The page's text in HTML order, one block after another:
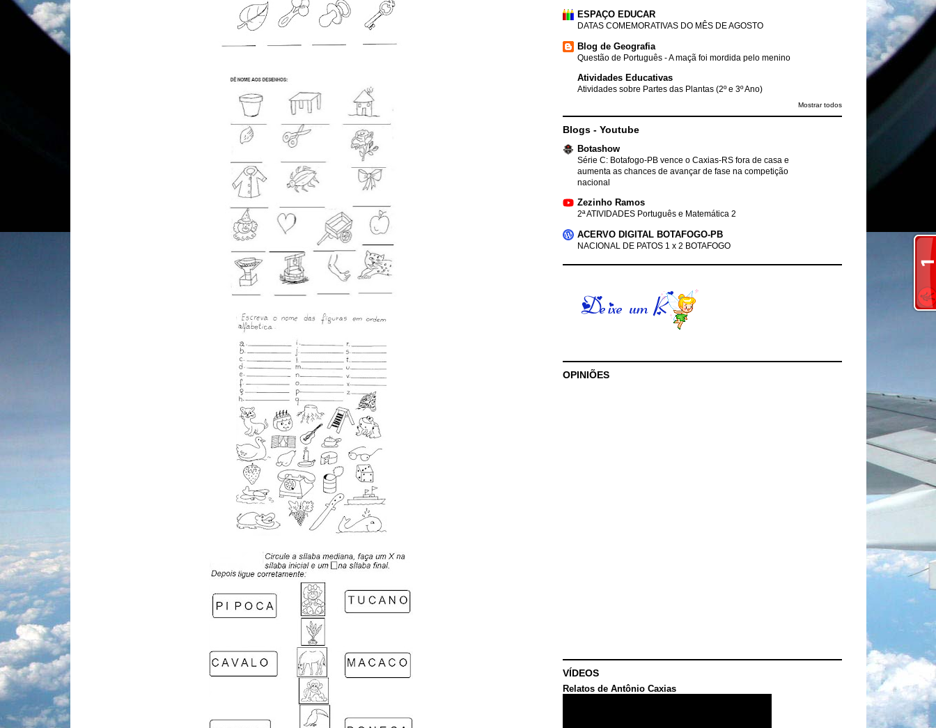
ESPAÇO EDUCAR
DATAS COMEMORATIVAS DO MÊS DE AGOSTO
Blog de Geografia
Questão de Português - A maçã foi mordida pelo menino
Atividades Educativas
Atividades sobre Partes das Plantas (2º e 3º Ano)
Mostrar todos
Blogs - Youtube
Botashow
Série C: Botafogo-PB vence o Caxias-RS fora de casa e
aumenta as chances de avançar de fase na competição
nacional
Zezinho Ramos
2ª ATIVIDADES Português e Matemática 2
ACERVO DIGITAL BOTAFOGO-PB
NACIONAL DE PATOS 1 x 2 BOTAFOGO
OPINIÕES
VÍDEOS
Relatos de Antônio Caxias